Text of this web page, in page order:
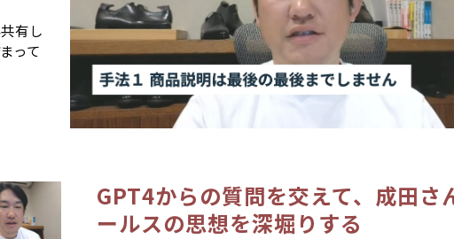
有し
って
GPT4からの質問を交えて、成田さ
ールスの思想を深堀りする